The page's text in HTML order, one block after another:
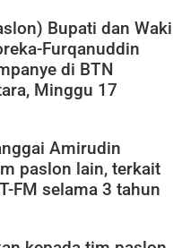
Bupati dan
Furqanuddin
di BTN
Minggu 17
Amirudin
paslon lain, terkait
FM selama 3 tahun